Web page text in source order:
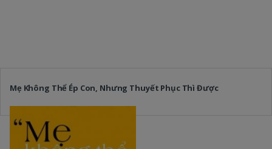
Mẹ Không Thể Ép Con, Nhưng Thuyết Phục Thì Được